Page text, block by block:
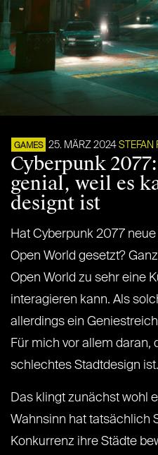
GAMES 25. MÄRZ 2024 STEFAN
Cyberpunk
genial, weil es
designt ist
Hat Cyberpunk 2077
Open World gesetzt?
Open World zu sehr eine
interagieren kann. Als
allerdings ein
Für mich vor allem daran,
schlechtes Stadtdesign ist.
Das klingt zunächst wohl
Wahnsinn hat tatsächlich
Konkurrenz ihre Städte